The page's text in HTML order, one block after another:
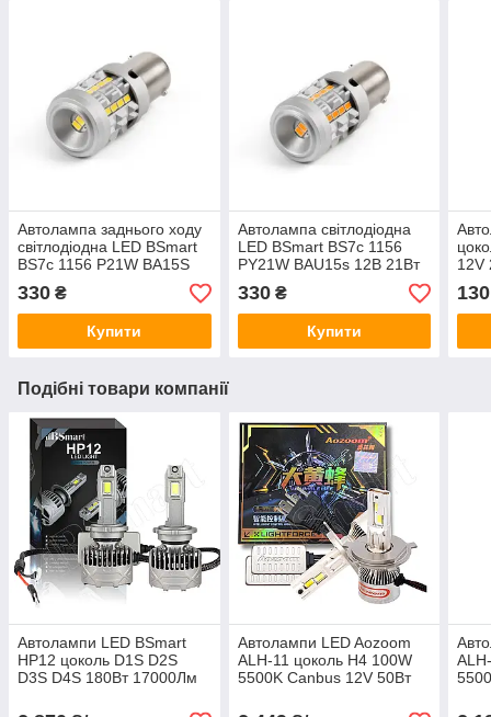
Автолампа заднього ходу
світлодіодна LED BSmart
BS7c 1156 P21W BA15S
12В 21Вт CANBUS Білий
330 ₴
Купити
Автолампа світлодіодна
LED BSmart BS7c 1156
PY21W BAU15s 12В 21Вт
CANBUS Жовтий поворот
330₴
Купити
12V
130
Подібні товари компанії
Автолампи LED BSmart
HP12 цоколь D1S D2S
D3S D4S 180Вт 17000Лм
Автолампи LED Aozoom
ALH-11 цоколь H4 100W
5500K Canbus 12V 50Вт